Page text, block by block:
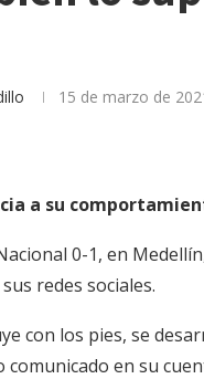
15 de marzo de
a su
0-1, en
redes sociales.
con los pies, se
en su